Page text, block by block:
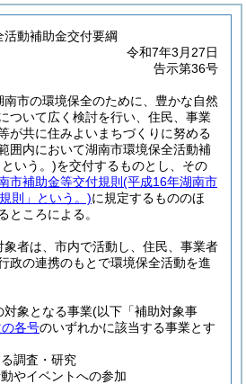
動補助金交付要綱
令和7年3月27日
告示第36号
南市の環境保全のために、豊かな自然
ついて広く検討を行い、住民、事業
が共に住みよいまちづくりに努める
囲内において湖南市環境保全活動補
いう。)を交付するものとし、その
市補助金等交付規則 (平成16年湖南市
則」という。)に規定するもののほ
ところによる。
象者は、市内で活動し、住民、事業者
政の連携のもとで環境保全活動を進
対象となる事業(以下「補助対象事
の各号のいずれかに該当する事業とす
調査・研究
やイベントへの参加